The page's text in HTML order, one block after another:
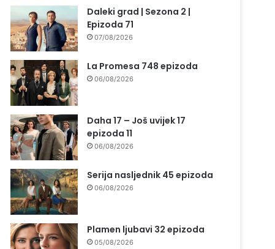
Daleki grad | Sezona 2 |
Epizoda 71
07/08/2026
La Promesa 748 epizoda
06/08/2026
Daha 17 – Još uvijek 17
epizoda 11
06/08/2026
Serija nasljednik 45 epizoda
06/08/2026
Plamen ljubavi 32 epizoda
05/08/2026